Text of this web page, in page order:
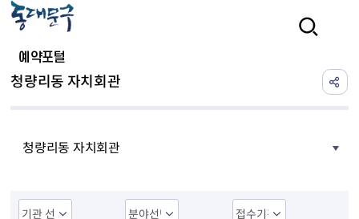
예약포털
청량리동 자치회관
청량리동 자치회관